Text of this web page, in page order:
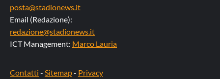
posta@stadionews.it
Email (Redazione):
redazione@stadionews.it
ICT Management: Marco Lauria
Contatti - Sitemap- Privacy